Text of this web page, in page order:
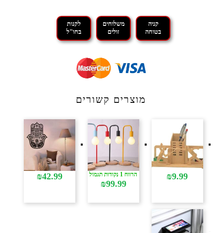
קניה
בטוחה
משלוחים
זולים
לקנות
בחו"ל
מוצרים קשורים
₪9.99 הרווח 1 נקודות תגמול
₪99.99
₪42.99